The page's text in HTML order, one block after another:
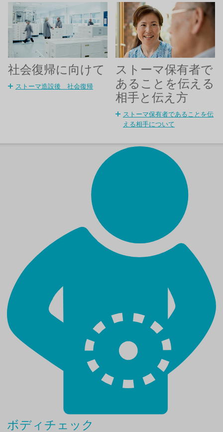
社会復帰に向けて
ストーマ造設後 社会復帰
ストーマ保有者で
あることを伝える
相手と伝え方
ストーマ保有者であることを伝
える相手について
ボディチェック